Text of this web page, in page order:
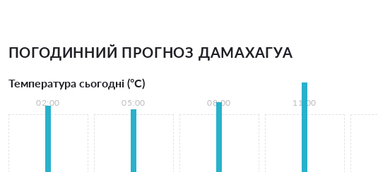
ПОГОДИННИЙ ПРОГНОЗ ДАМАХАГУА
Температура сьогодні (°С)
02:00 05:00 08:00 11:00